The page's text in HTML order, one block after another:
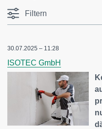
Filtern
30.07.2025 – 11:28
ISOTEC GmbH